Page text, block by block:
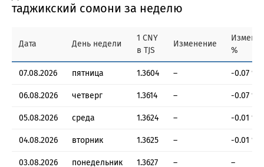
таджикский сомони за неделю
Дата День недели
1 CNY
в TJS
Изменение
%
07.08.2026 пятница 1.3604 – -0.07 %
06.08.2026 четверг 1.3614 – -0.07 %
05.08.2026 среда 1.3624 – -0.01 %
04.08.2026 вторник 1.3625 – -0.01 %
03.08.2026 понедельник 1.3627 – –